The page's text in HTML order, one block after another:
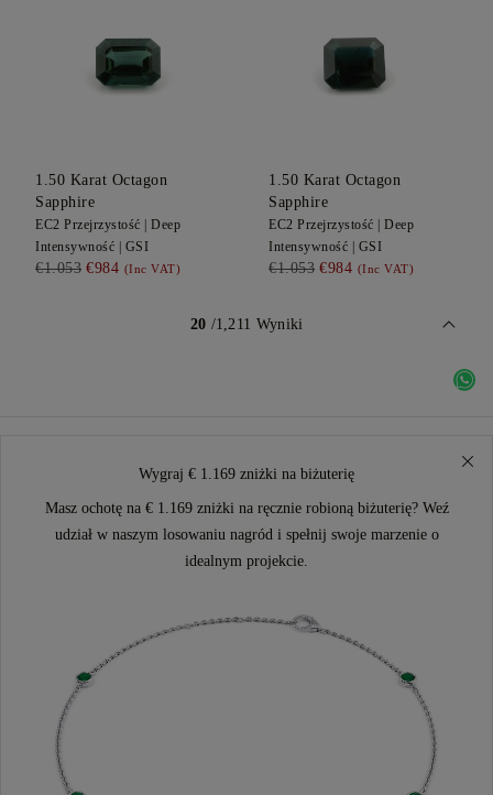
1.50 Karat Octagon
Sapphire
EC2 Przejrzystość | Deep
Intensywność | GSI
€1.053 €984 (Inc VAT)
1.50 Karat Octagon
Sapphire
EC2 Przejrzystość | Deep
Intensywność | GSI
€1.053 €984 (Inc VAT)
20 /1,211 Wyniki
Wygraj € 1.169 zniżki na biżuterię
Masz ochotę na € 1.169 zniżki na ręcznie robioną biżuterię? Weź
udział w naszym losowaniu nagród i spełnij swoje marzenie o
idealnym projekcie.